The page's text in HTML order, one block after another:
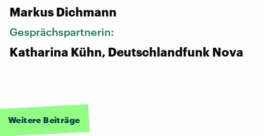
Markus Dichmann
Gesprächspartnerin:
Katharina Kühn, Deutschlandfunk Nova
Weitere Beiträge